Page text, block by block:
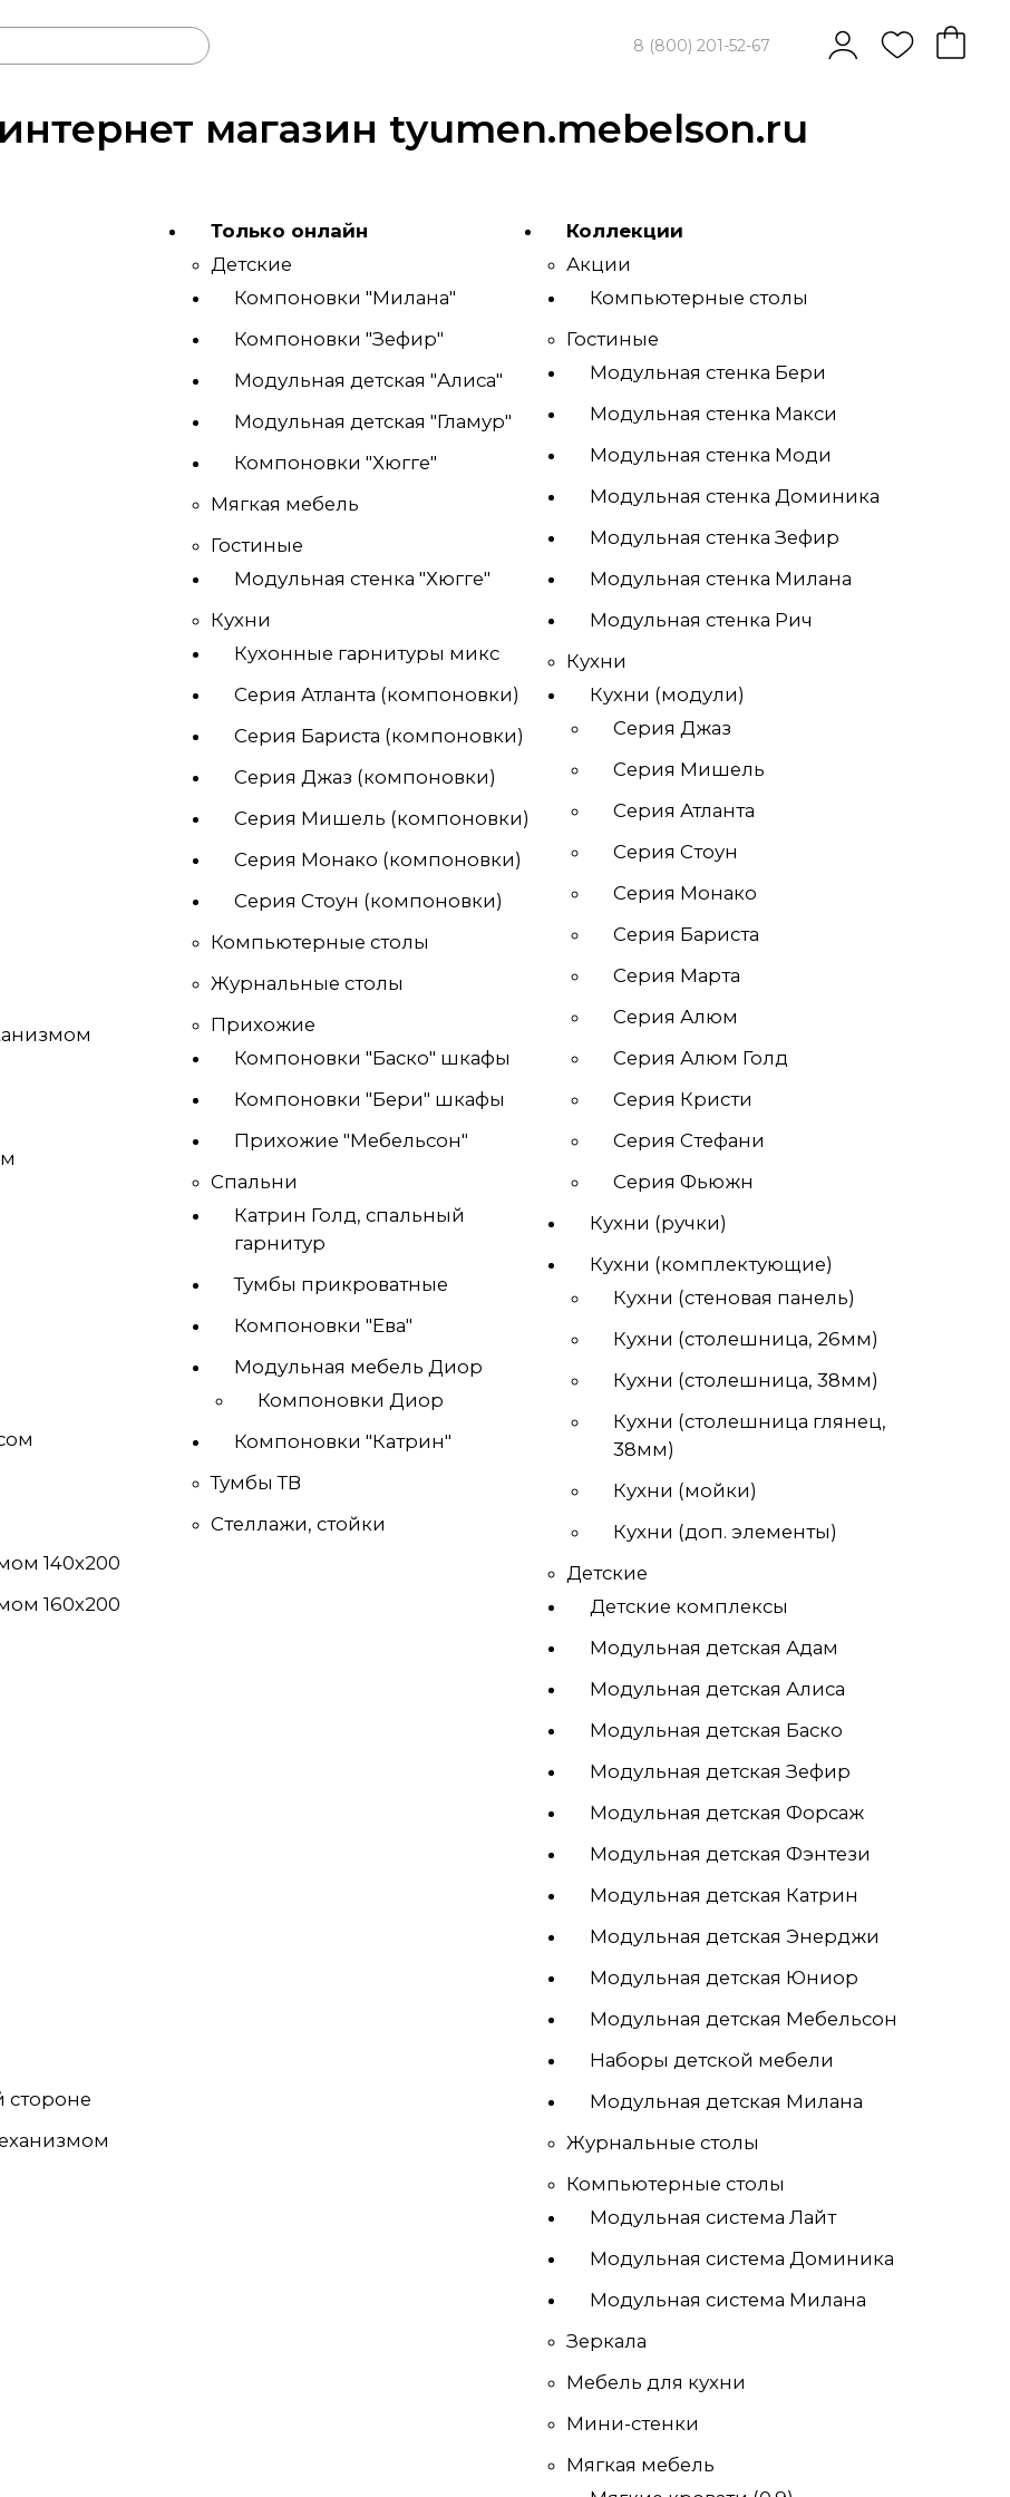
8 (800) 201-52-67
магазин tyumen.mebelson.ru
140х200
160х200
стороне
Только онлайн
Детские
Компоновки "Милана"
Компоновки "Зефир"
Модульная детская "Алиса"
Модульная детская "Гламур"
Компоновки "Хюгге"
Мягкая мебель
Гостиные
Модульная стенка "Хюгге"
Кухни
Кухонные гарнитуры микс
Серия Атланта (компоновки)
Серия Бариста (компоновки)
Серия Джаз (компоновки)
Серия Мишель (компоновки)
Серия Монако (компоновки)
Серия Стоун (компоновки)
Компьютерные столы
Журнальные столы
Прихожие
Компоновки "Баско" шкафы
Компоновки "Бери" шкафы
Прихожие "Мебельсон"
Спальни
Катрин Голд, спальный
гарнитур
Тумбы прикроватные
Компоновки "Ева"
Модульная мебель Диор
Компоновки Диор
Компоновки "Катрин"
Тумбы ТВ
Стеллажи, стойки
Коллекции
Акции
Компьютерные столы
Гостиные
Модульная стенка Бери
Модульная стенка Макси
Модульная стенка Моди
Модульная стенка Доминика
Модульная стенка Зефир
Модульная стенка Милана
Модульная стенка Рич
Кухни
Кухни (модули)
Серия Джаз
Серия Мишель
Серия Атланта
Серия Стоун
Серия Монако
Серия Бариста
Серия Марта
Серия Алюм
Серия Алюм Голд
Серия Кристи
Серия Стефани
Серия Фьюжн
Кухни (ручки)
Кухни (комплектующие)
Кухни (стеновая панель)
Кухни (столешница, 26мм)
Кухни (столешница, 38мм)
Кухни (столешница глянец,
38мм)
Кухни (мойки)
Кухни (доп. элементы)
Детские
Детские комплексы
Модульная детская Адам
Модульная детская Алиса
Модульная детская Баско
Модульная детская Зефир
Модульная детская Форсаж
Модульная детская Фэнтези
Модульная детская Катрин
Модульная детская Энерджи
Модульная детская Юниор
Модульная детская Мебельсон
Наборы детской мебели
Модульная детская Милана
Журнальные столы
Компьютерные столы
Модульная система Лайт
Модульная система Доминика
Модульная система Милана
Зеркала
Мебель для кухни
Мини-стенки
Мягкая мебель